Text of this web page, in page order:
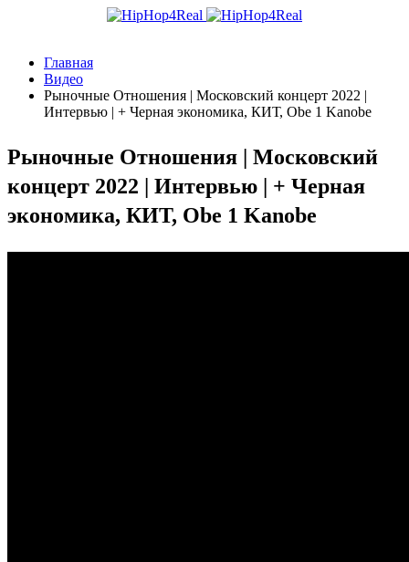
Главная
Видео
Рыночные Отношения | Московский концерт 2022 |
Интервью | + Черная экономика, КИТ, Obe 1 Kanobe
Рыночные Отношения | Московский
концерт 2022 | Интервью | + Черная
экономика, КИТ, Obe 1 Kanobe